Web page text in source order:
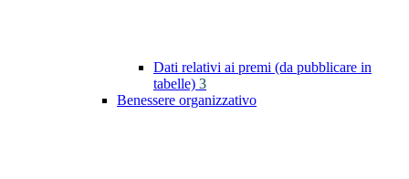
Dati relativi ai premi (da pubblicare in
tabelle) 3
Benessere organizzativo